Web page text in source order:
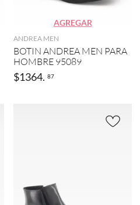
AGREGAR
ANDREA MEN
BOTIN ANDREA MEN PARA
HOMBRE 95089
$1364. 87